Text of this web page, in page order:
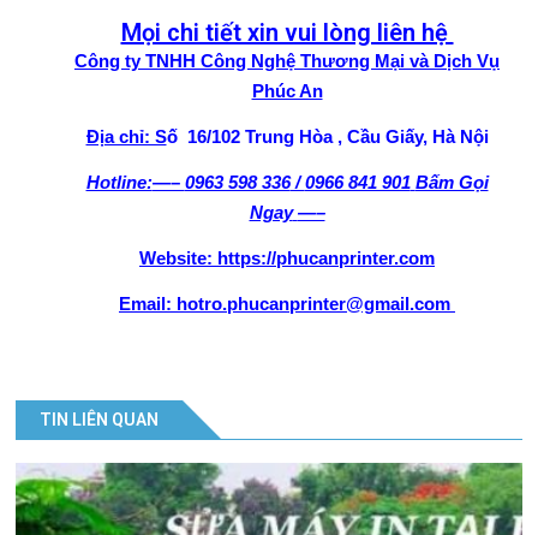
Mọi chi tiết xin vui lòng liên hệ
Công ty TNHH Công Nghệ Thương Mại và Dịch Vụ
Phúc An
Địa chỉ: Số 16/102 Trung Hòa , Cầu Giấy, Hà Nội
Hotline:—– 0963 598 336/0966 841 901 Bấm Gọi
Ngay —–
Website: https://phucanprinter.com
Email: hotro.phucanprinter@gmail.com
TIN LIÊN QUAN